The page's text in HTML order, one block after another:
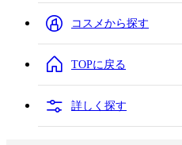
コスメから探す
TOPに戻る
詳しく探す